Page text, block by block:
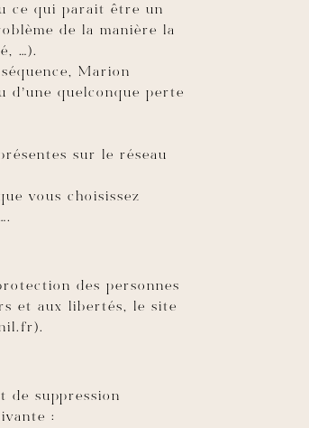
ce qui parait être un
de la manière la
…).
Marion
d’une quelconque perte
sur le réseau
vous choisissez
des personnes
et aux libertés, le site
de suppression
: